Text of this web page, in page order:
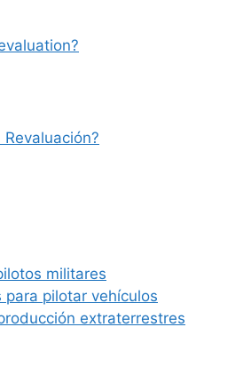
militares
para pilotar vehículos
extraterrestres